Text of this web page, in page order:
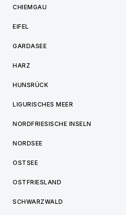
CHIEMGAU
EIFEL
GARDASEE
HARZ
HUNSRÜCK
LIGURISCHES MEER
NORDFRIESISCHE INSELN
NORDSEE
OSTSEE
OSTFRIESLAND
SCHWARZWALD